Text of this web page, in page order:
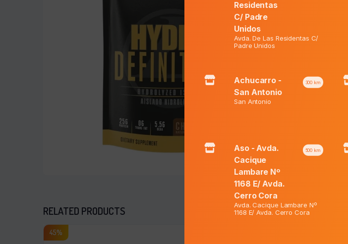
X
RELATED PRODUCTS
45%
Residentas
C/ Padre
Unidos
Avda. De Las Residentas C/
Padre Unidos
Achucarro -
San Antonio
300 km
San Antonio
Aso - Avda.
Cacique
Lambare Nº
1168 E/ Avda.
Cerro Cora
500 km
Avda. Cacique Lambare Nº
1168 E/ Avda. Cerro Cora